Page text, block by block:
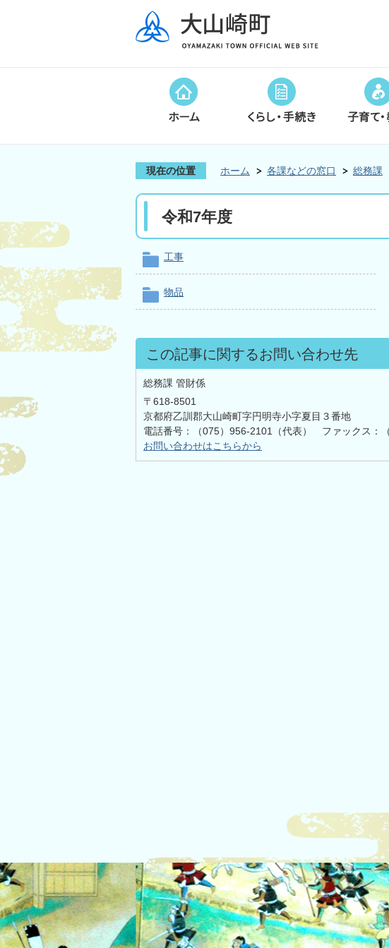
現在の位置 ホーム 各課などの窓口 総務課
令和7年度
工事
物品
この記事に関するお問い合わせ先
総務課 管財係
〒618-8501
京都府乙訓郡大山崎町字円明寺小字夏目３番地
電話番号：（075）956-2101（代表） ファックス：
お問い合わせはこちらから